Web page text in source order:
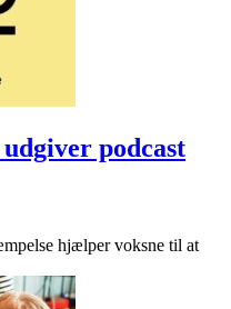
podcast
hjælper voksne til at